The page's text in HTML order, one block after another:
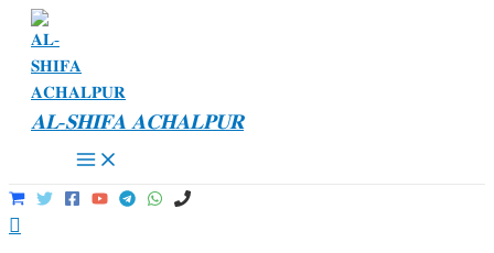
Skip
content
𝐀𝐋-𝐒𝐇𝐈𝐅𝐀 𝐀𝐂𝐇𝐀𝐋𝐏𝐔𝐑
Main
Menu
Search